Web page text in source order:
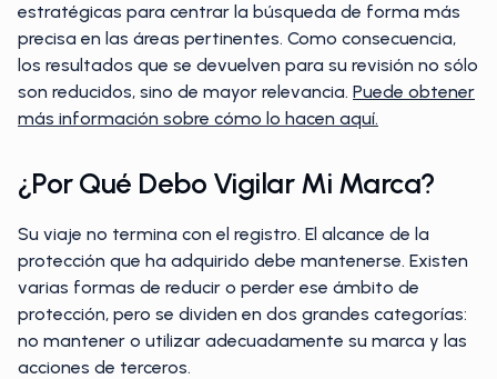
estratégicas para centrar la búsqueda de forma más
precisa en las áreas pertinentes. Como consecuencia,
los resultados que se devuelven para su revisión no sólo
son reducidos, sino de mayor relevancia. Puede obtener
más información sobre cómo lo hacen aquí.
¿Por Qué Debo Vigilar Mi Marca?
Su viaje no termina con el registro. El alcance de la
protección que ha adquirido debe mantenerse. Existen
varias formas de reducir o perder ese ámbito de
protección, pero se dividen en dos grandes categorías:
no mantener o utilizar adecuadamente su marca y las
acciones de terceros.